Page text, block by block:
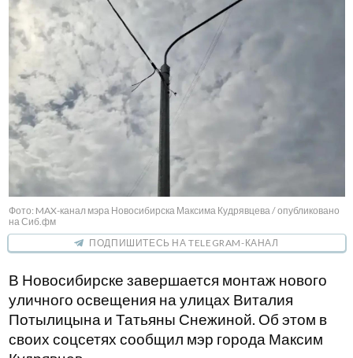
Фото: MAX-канал мэра Новосибирска Максима Кудрявцева / опубликовано
на Сиб.фм
ПОДПИШИТЕСЬ НА TELEGRAM-КАНАЛ
В Новосибирске завершается монтаж нового
уличного освещения на улицах Виталия
Потылицына и Татьяны Снежиной. Об этом в
своих соцсетях сообщил мэр города Максим